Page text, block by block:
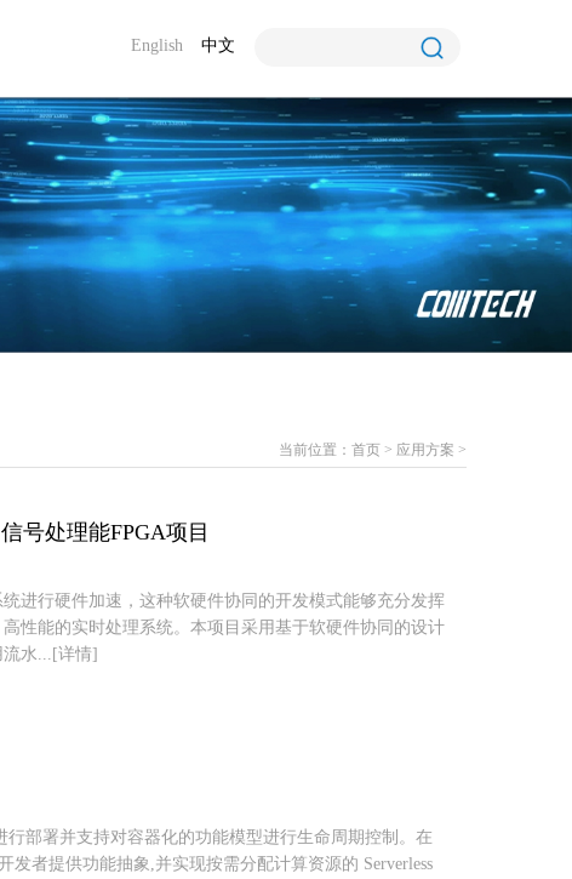
English 中文
当前位置： 首页 > 应用方案 >
号处理能FPGA项目
进行硬件加速，这种软硬件协同的开发模式能够充分发挥
性能的实时处理系统。本项目采用基于软硬件协同的设计
流水...[详情]
部署并支持对容器化的功能模型进行生命周期控制。在
发者提供功能抽象,并实现按需分配计算资源的 Serverless